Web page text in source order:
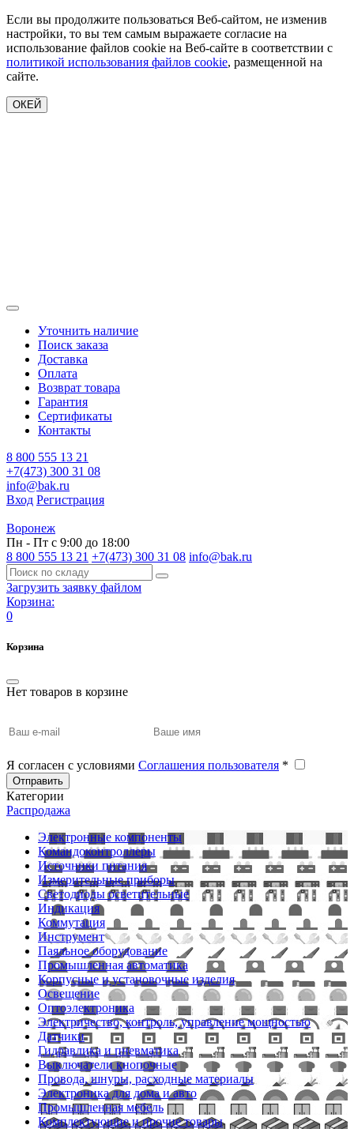
Если вы продолжите пользоваться Веб-сайтом, не изменив
настройки, то вы тем самым выражаете согласие на
использование файлов cookie на Веб-сайте в соответствии с
политикой использования файлов cookie, размещенной на
сайте.
ОКЕЙ
Уточнить наличие
Поиск заказа
Доставка
Оплата
Возврат товара
Гарантия
Сертификаты
Контакты
8 800 555 13 21
+7(473) 300 31 08
info@bak.ru
Вход Регистрация
Воронеж
Пн - Пт с 9:00 до 18:00
8 800 555 13 21 +7(473) 300 31 08 info@bak.ru
Загрузить заявку файлом
Корзина:
0
Корзина
Нет товаров в корзине
Я согласен с условиями Соглашения пользователя *
Отправить
Категории
Распродажа
Электронные компоненты
Командоконтроллеры
Источники питания
Измерительные приборы
Светодиоды осветительные
Индикация
Коммутация
Инструмент
Паяльное оборудование
Промышленная автоматика
Корпусные и установочные изделия
Освещение
Оптоэлектроника
Электричество, контроль, управление мощностью
Датчики
Гидравлика и пневматика
Выключатели кнопочные
Провода, шнуры, расходные материалы
Электроника для дома и авто
Промышленная мебель
Комплектующие и прочие товары